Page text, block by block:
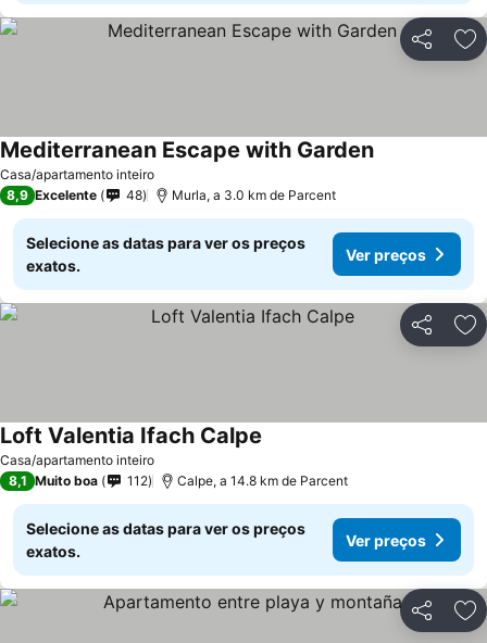
Partilhar
Casa/apartamento inteiro
Mediterranean Escape with Garden
8,9 Excelente 48 Murla, a 3.0 km de Parcent
Selecione as datas para ver os preços
exatos.
Ver preços
Partilhar
Casa/apartamento inteiro
Loft Valentia Ifach Calpe
8,1 Muito boa 112 Calpe, a 14.8 km de Parcent
Selecione as datas para ver os preços
exatos.
Ver preços
Partilhar